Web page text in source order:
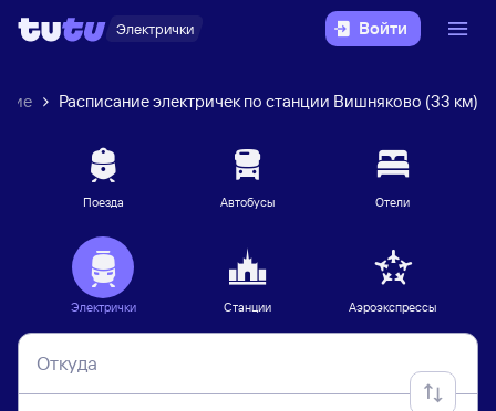
Электрички Войти
Расписание электричек по станции Вишняково (33 км)
Поезда Автобусы Отели
Электрички Станции Аэроэкспрессы
Откуда